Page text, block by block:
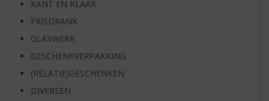
KANT EN KLAAR
FRISDRANK
GLASWERK
GESCHENKVERPAKKING
(RELATIE)GESCHENKEN
DIVERSEN